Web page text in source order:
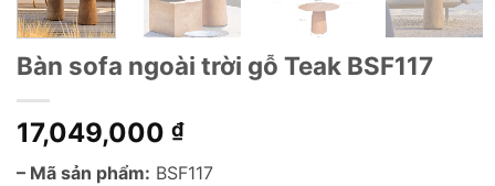
Bàn sofa ngoài trời gỗ Teak BSF117
17,049,000 ₫
– Mã sản phẩm: BSF117